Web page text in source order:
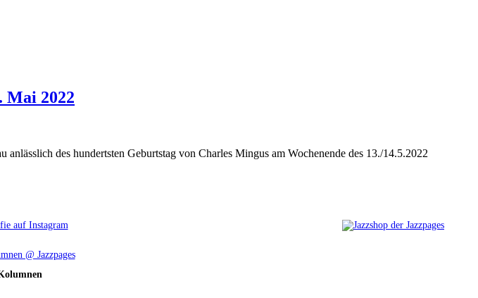
Mai 2022
des hundertsten Geburtstag von Charles Mingus am Wochenende des 13./14.5.2022